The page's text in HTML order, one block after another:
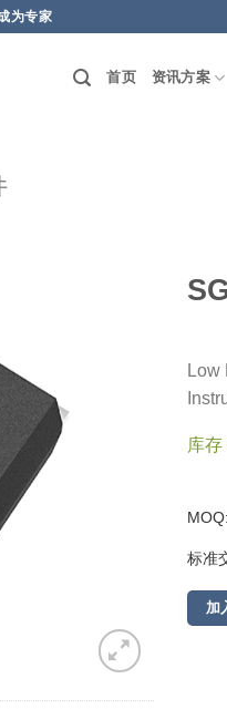
为专家
首页 资讯方案
Low
库
标准
加